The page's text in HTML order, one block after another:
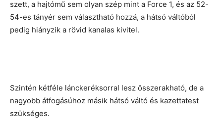
szett, a hajtómű sem olyan szép mint a Force 1, és az 52-
54-es tányér sem választható hozzá, a hátsó váltóból
pedig hiányzik a rövid kanalas kivitel.
Szintén kétféle lánckeréksorral lesz összerakható, de a
nagyobb átfogásúhoz másik hátsó váltó és kazettatest
szükséges.